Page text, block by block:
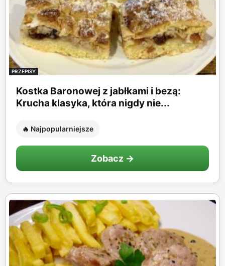
PRZEPISY
Kostka Baronowej z jabłkami i bezą:
Krucha klasyka, która nigdy nie...
🔥 Najpopularniejsze
Zobacz →